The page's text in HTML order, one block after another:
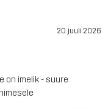
20. juuli 2026
on imelik - suure